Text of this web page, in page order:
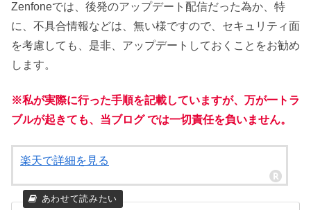
Zenfoneでは、後発のアップデート配信だった為か、特
に、不具合情報などは、無い様ですので、セキュリティ面
を考慮しても、是非、アップデートしておくことをお勧め
します。
※私が実際に行った手順を記載していますが、万が一トラ
ブルが起きても、当ブログ では一切責任を負いません。
楽天で詳細を見る